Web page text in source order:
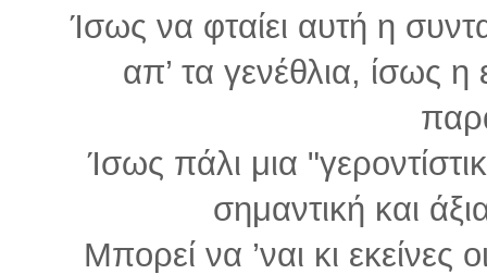
Ίσως να φταίει αυτή η
απ’ τα γενέθλια, ίσως
Ίσως πάλι μια
σημαντική και
Μπορεί να ’ναι κι εκείνες